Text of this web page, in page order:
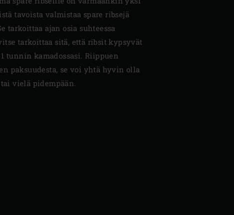
tavoista valmistaa spare ribsejä
tarkoittaa ajan osia suhteessa
tarkoittaa sitä, että ribsit kypsyvät
tunnin kamadossasi. Riippuen
paksuudesta, se voi yhtä hyvin olla
tai vielä pidempään.